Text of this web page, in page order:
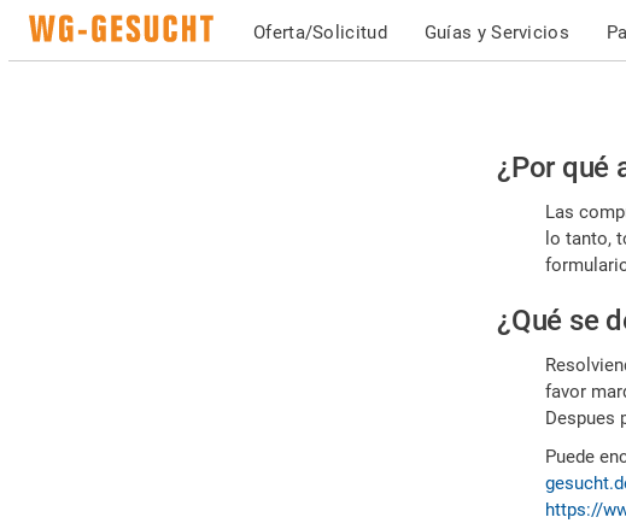
Oferta/Solicitud Guías y Servicios
Por
favor,
es
humano
¿Por qué
Las
lo tanto,
¿Qué se
favor
Despues
Puede
https://